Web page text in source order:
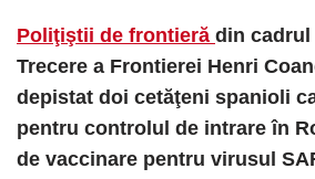
Poliţiştii de frontieră din
Trecere a Frontierei Henri
depistat doi cetăţeni spanioli
pentru controlul de intrare în
de vaccinare pentru virusul